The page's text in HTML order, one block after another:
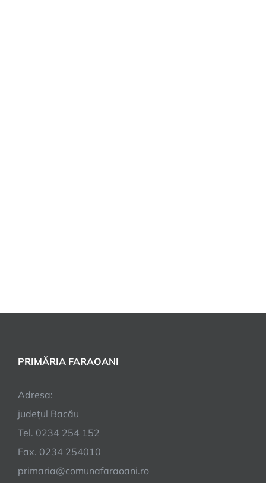
PRIMĂRIA FARAOANI
Adresa:
județul Bacău
Tel. 0234 254 152
Fax. 0234 254010
primaria@comunafaraoani.ro